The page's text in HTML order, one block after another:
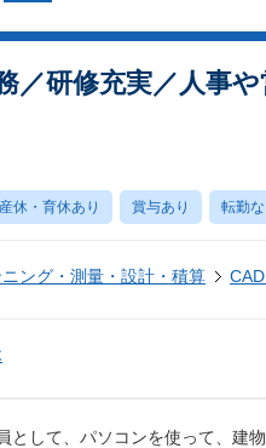
／研修充実／人事
産休・育休あり 賞与あり 転勤な
ング・測量・設計・積算
として、パソコンを使って、建